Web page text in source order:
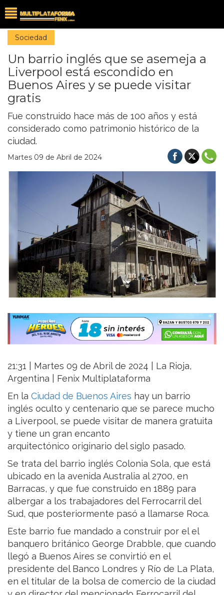
Sociedad
Un barrio inglés que se asemeja a
Liverpool está escondido en
Buenos Aires y se puede visitar
gratis
Fue construido hace más de 100 años y está
considerado como patrimonio histórico de la
ciudad.
Martes 09 de Abril de 2024
21:31 | Martes 09 de Abril de 2024 | La Rioja,
Argentina | Fenix Multiplataforma
En la Ciudad de Buenos Aires hay un barrio
inglés oculto y centenario que se parece mucho
a Liverpool, se puede visitar de manera gratuita
y tiene un gran encanto
arquitectónico originario del siglo pasado.
Se trata del barrio inglés Colonia Sola, que está
ubicado en la avenida Australia al 2700, en
Barracas, y que fue construido en 1889 para
albergar a los trabajadores del Ferrocarril del
Sud, que posteriormente pasó a llamarse Roca.
Este barrio fue mandado a construir por el el
banquero británico George Drabble, que cuando
llegó a Buenos Aires se convirtió en el
presidente del Banco Londres y Río de La Plata,
en el titular de la bolsa de comercio de la ciudad